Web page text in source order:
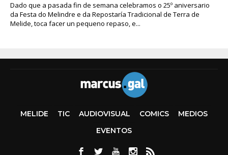
Dado que a pasada fin de semana celebramos o 25º aniversario
da Festa do Melindre e da Repostaría Tradicional de Terra de
Melide, toca facer un pequeno repaso, e...
MELIDE TIC AUDIOVISUAL COMICS
MEDIOS
EVENTOS